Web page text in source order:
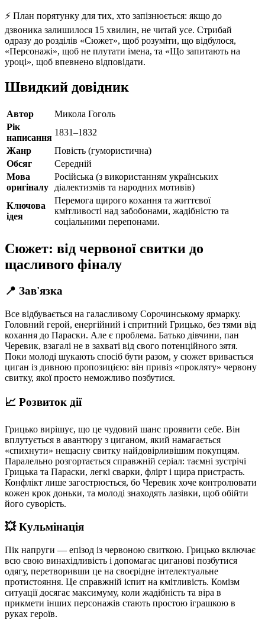
⚡️ План порятунку для тих, хто запізнюється: якщо до
дзвоника залишилося 15 хвилин, не читай усе. Стрибай
одразу до розділів «Сюжет», щоб розуміти, що відбулося,
«Персонажі», щоб не плутати імена, та «Що запитають на
уроці», щоб впевнено відповідати.
Швидкий довідник
Автор
Микола Гоголь
Рік
написання
1831–1832
Жанр
Повість (гумористична)
Обсяг
Середній
Мова
оригіналу
Російська (з використанням українських
діалектизмів та народних мотивів)
Ключова
ідея
Перемога щирого кохання та життєвої
кмітливості над забобонами, жадібністю та
соціальними перепонами.
Сюжет: від червоної свитки до
щасливого фіналу
📍 Зав'язка
Все відбувається на галасливому Сорочинському ярмарку.
Головний герой, енергійний і спритний Грицько, без тями від
кохання до Параски. Але є проблема. Батько дівчини, пан
Черевик, взагалі не в захваті від свого потенційного зятя.
Поки молоді шукають спосіб бути разом, у сюжет вривається
циган із дивною пропозицією: він привіз «прокляту» червону
свитку, якої просто неможливо позбутися.
📈 Розвиток дії
Грицько вирішує, що це чудовий шанс проявити себе. Він
вплутується в авантюру з циганом, який намагається
«спихнути» нещасну свитку найдовірливішим покупцям.
Паралельно розгортається справжній серіал: таємні зустрічі
Грицька та Параски, легкі сварки, флірт і щира пристрасть.
Конфлікт лише загострюється, бо Черевик хоче контролювати
кожен крок доньки, та молоді знаходять лазівки, щоб обійти
його суворість.
💥 Кульмінація
Пік напруги — епізод із червоною свиткою. Грицько включає
всю свою винахідливість і допомагає циганові позбутися
одягу, перетворивши це на своєрідне інтелектуальне
протистояння. Це справжній іспит на кмітливість. Комізм
ситуації досягає максимуму, коли жадібність та віра в
прикмети інших персонажів стають простою іграшкою в
руках героїв.